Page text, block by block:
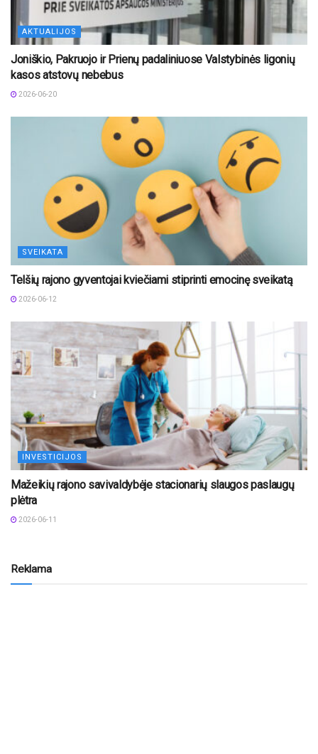
AKTUALIJOS
Joniškio, Pakruojo ir Prienų padaliniuose Valstybinės ligonių
kasos atstovų nebebus
2026-06-20
SVEIKATA
Telšių rajono gyventojai kviečiami stiprinti emocinę sveikatą
2026-06-12
INVESTICIJOS
Mažeikių rajono savivaldybėje stacionarių slaugos paslaugų
plėtra
2026-06-11
Reklama